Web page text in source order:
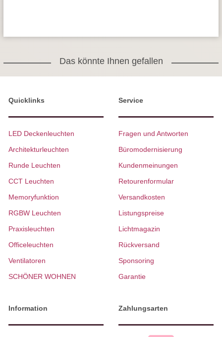
Das könnte Ihnen gefallen
Quicklinks
LED Deckenleuchten
Architekturleuchten
Runde Leuchten
CCT Leuchten
Memoryfunktion
RGBW Leuchten
Praxisleuchten
Officeleuchten
Ventilatoren
SCHÖNER WOHNEN
Service
Fragen und Antworten
Büromodernisierung
Kundenmeinungen
Retourenformular
Versandkosten
Listungspreise
Lichtmagazin
Rückversand
Sponsoring
Garantie
Information Zahlungsarten